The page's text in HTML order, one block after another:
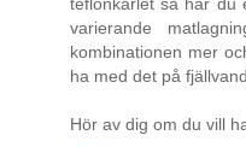
varierande
kombinationen mer
ha med det på
Hör av dig om du vill